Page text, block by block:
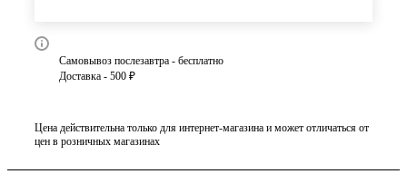
Самовывоз послезавтра - бесплатно
Доставка - 500 ₽
Цена действительна только для интернет-магазина и может отличаться от
цен в розничных магазинах